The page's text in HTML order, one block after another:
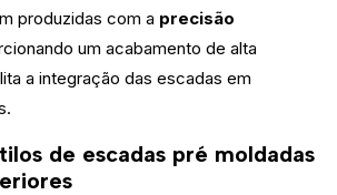
produzidas com a precisão
um acabamento de alta
a integração das escadas em
de escadas pré moldadas